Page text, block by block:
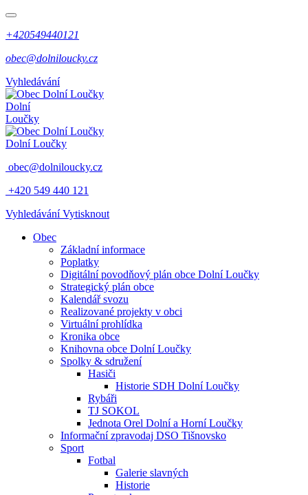
+420549440121
obec@dolniloucky.cz
Vyhledávání
Dolní
Loučky
Dolní Loučky
obec@dolniloucky.cz
+420 549 440 121
Vyhledávání Vytisknout
Obec
Základní informace
Poplatky
Digitální povodňový plán obce Dolní Loučky
Strategický plán obce
Kalendář svozu
Realizované projekty v obci
Virtuální prohlídka
Kronika obce
Knihovna obce Dolní Loučky
Spolky & sdružení
Hasiči
Historie SDH Dolní Loučky
Rybáři
TJ SOKOL
Jednota Orel Dolní a Horní Loučky
Informační zpravodaj DSO Tišnovsko
Sport
Fotbal
Galerie slavných
Historie